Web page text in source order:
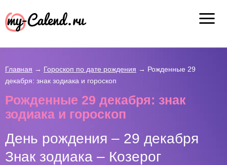
Главная → Гороскоп по дате рождения → Рожденные 29
декабря: знак зодиака и гороскоп
Рожденные 29 декабря: знак
зодиака и гороскоп
День рождения – 29 декабря
Знак зодиака – Козерог